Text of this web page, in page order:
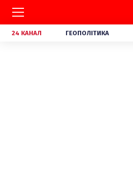
24 КАНАЛ ГЕОПОЛІТИКА